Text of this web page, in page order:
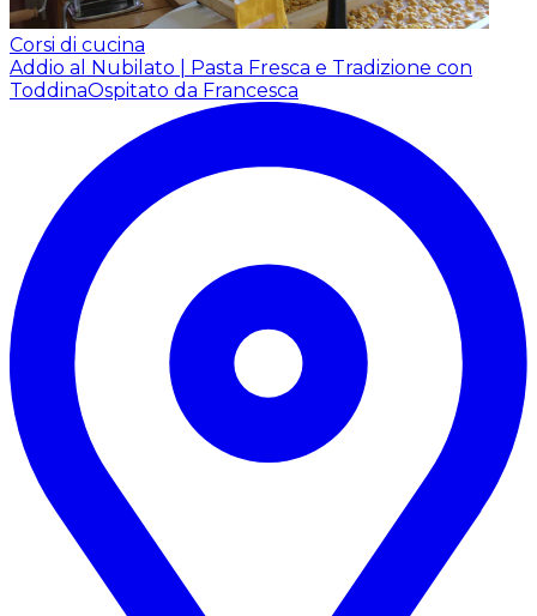
Corsi di cucina
Addio al Nubilato | Pasta Fresca e Tradizione con
ToddinaOspitato da Francesca